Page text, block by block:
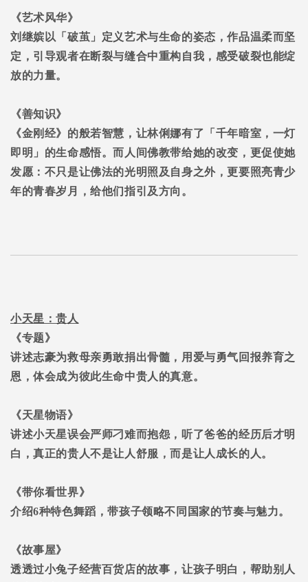
《艺术风华》
刘继嫔以「破茧」定义艺术与生命的姿态，作品温柔而坚
定，引导观者在断裂与缝合中重构自我，感受破裂也能绽
放的力量。
《善知识》
《金刚经》的般若智慧，让林俐娜有了「千年暗室，一灯
即明」的生命感悟。而人间佛教带给她的改变，更促使她
发愿：不只是让佛法的光明照及自身之外，更要照亮青少
年的青春岁月，给他们指引及方向。
小天星：贵人
《专题》
讲述志豪为救母亲勇敢捐出骨髓，用爱与勇气回报养育之
恩，体会成为彼此生命中贵人的真意。
《天星物语》
讲述小天星误会严师刁难而抱怨，听了爸爸的经历后才明
白，真正的贵人不是让人舒服，而是让人成长的人。
《带你看世界》
介绍6种特色舞蹈，带孩子领略不同国家的节奏与魅力。
《故事屋》
透透过小兔子经营百货店的故事，让孩子明白，帮助别人